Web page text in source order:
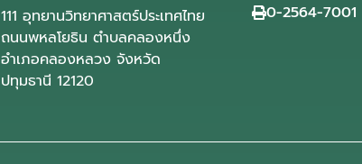
111 อุทยานวิทยาศาสตร์ประเทศไทย
ถนนพหลโยธิน ตำบลคลองหนึ่ง
อำเภอคลองหลวง จังหวัด
ปทุมธานี 12120
0-2564-7001